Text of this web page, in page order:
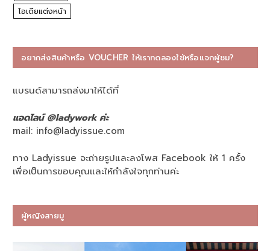
ไอเดียแต่งหน้า
อยากส่งสินค้าหรือ VOUCHER ให้เราทดลองใช้หรือแจกผู้ชม?
แบรนด์สามารถส่งมาให้ได้ที่
แอดไลน์ @ladywork ค่ะ
mail: info@ladyissue.com
ทาง Ladyissue จะถ่ายรูปและลงโพส Facebook ให้ 1 ครั้ง
เพื่อเป็นการขอบคุณและให้กำลังใจทุกท่านค่ะ
ผู้หญิงสายมู